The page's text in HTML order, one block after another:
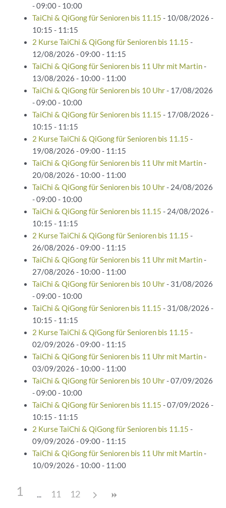
- 09:00 - 10:00
TaiChi & QiGong für Senioren bis 11.15 - 10/08/2026 -
10:15 - 11:15
2 Kurse TaiChi & QiGong für Senioren bis 11.15 -
12/08/2026 - 09:00 - 11:15
TaiChi & QiGong für Senioren bis 11 Uhr mit Martin-
13/08/2026 - 10:00 - 11:00
TaiChi & QiGong für Senioren bis 10 Uhr- 17/08/2026
- 09:00 - 10:00
TaiChi & QiGong für Senioren bis 11.15 - 17/08/2026 -
10:15 - 11:15
2 Kurse TaiChi & QiGong für Senioren bis 11.15 -
19/08/2026 - 09:00 - 11:15
TaiChi & QiGong für Senioren bis 11 Uhr mit Martin-
20/08/2026 - 10:00 - 11:00
TaiChi & QiGong für Senioren bis 10 Uhr- 24/08/2026
- 09:00 - 10:00
TaiChi & QiGong für Senioren bis 11.15 - 24/08/2026 -
10:15 - 11:15
2 Kurse TaiChi & QiGong für Senioren bis 11.15 -
26/08/2026 - 09:00 - 11:15
TaiChi & QiGong für Senioren bis 11 Uhr mit Martin-
27/08/2026 - 10:00 - 11:00
TaiChi & QiGong für Senioren bis 10 Uhr- 31/08/2026
- 09:00 - 10:00
TaiChi & QiGong für Senioren bis 11.15 - 31/08/2026 -
10:15 - 11:15
2 Kurse TaiChi & QiGong für Senioren bis 11.15 -
02/09/2026 - 09:00 - 11:15
TaiChi & QiGong für Senioren bis 11 Uhr mit Martin-
03/09/2026 - 10:00 - 11:00
TaiChi & QiGong für Senioren bis 10 Uhr- 07/09/2026
- 09:00 - 10:00
TaiChi & QiGong für Senioren bis 11.15 - 07/09/2026 -
10:15 - 11:15
2 Kurse TaiChi & QiGong für Senioren bis 11.15 -
09/09/2026 - 09:00 - 11:15
TaiChi & QiGong für Senioren bis 11 Uhr mit Martin-
10/09/2026 - 10:00 - 11:00
1 11 12